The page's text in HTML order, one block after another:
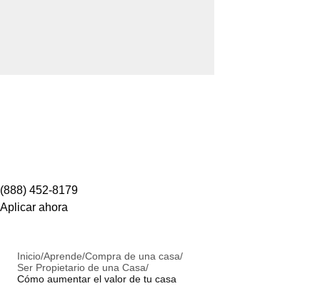
(888) 452-8179
Aplicar ahora
Inicio/Aprende/Compra de una casa/
Ser Propietario de una Casa/
Cómo aumentar el valor de tu casa